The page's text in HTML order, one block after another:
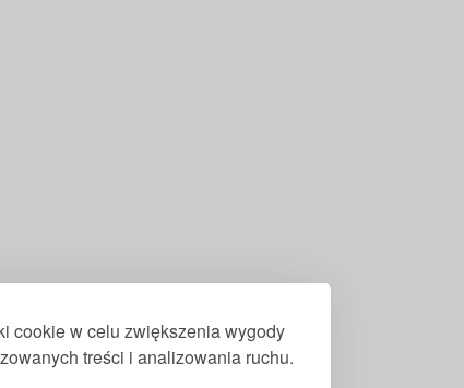
cookie w celu zwiększenia wygody
treści i analizowania ruchu.